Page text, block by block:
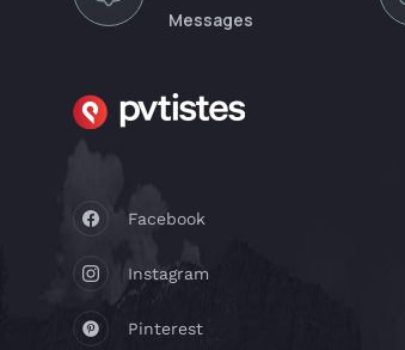
Messages
Facebook
Instagram
Pinterest